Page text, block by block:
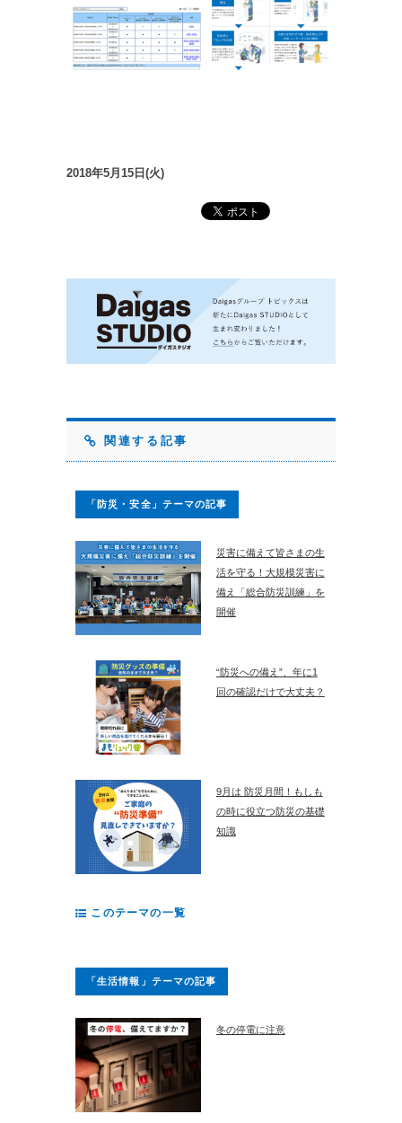
2018年5月15日(火)
関連する記事
「防災・安全」テーマの記事
災害に備えて皆さまの生
活を守る！大規模災害に
備え「総合防災訓練」を
開催
“防災への備え”、年に1
回の確認だけで大丈夫？
9月は 防災月間！もしも
の時に役立つ防災の基礎
知識
このテーマの一覧
「生活情報」テーマの記事
冬の停電に注意